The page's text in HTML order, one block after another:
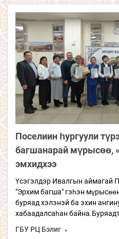
Поселиин һургуули
багшанарай мүрысөө,
эмхидхээ
Үсэгэлдэр Ивалгын аймагай
"Эрхим багша" гэһэн
буряад хэлэнэй ба эхин
хабаадалсаһан
ГБУ РЦ Бэлиг